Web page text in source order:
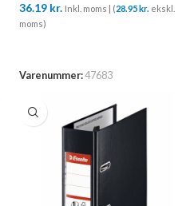
36.19 kr. Inkl. moms | (28.95kr. ekskl.
moms)
Varenummer:47683